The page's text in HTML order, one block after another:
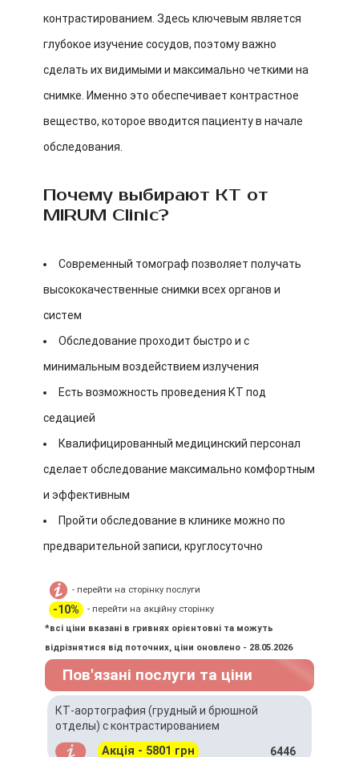
контрастированием. Здесь ключевым является
глубокое изучение сосудов, поэтому важно
сделать их видимыми и максимально четкими на
снимке. Именно это обеспечивает контрастное
вещество, которое вводится пациенту в начале
обследования.
Почему выбирают КТ от
MIRUM Clinic?
Современный томограф позволяет получать
высококачественные снимки всех органов и
систем
Обследование проходит быстро и с
минимальным воздействием излучения
Есть возможность проведения КТ под
седацией
Квалифицированный медицинский персонал
сделает обследование максимально комфортным
и эффективным
Пройти обследование в клинике можно по
предварительной записи, круглосуточно
- перейти на сторінку послуги
-10%
- перейти на акційну сторінку
*всі ціни вказані в гривнях орієнтовні та можуть
відрізнятися від поточних, ціни оновлено - 28.05.2026
Пов'язані послуги та ціни
КТ-аортография (грудный и брюшной
отделы) с контрастированием
Акція - 5801 грн 6446